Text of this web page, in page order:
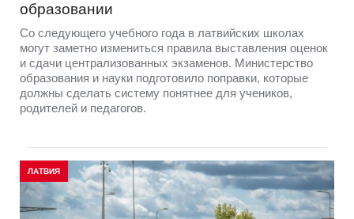
образовании
Со следующего учебного года в латвийских школах
могут заметно измениться правила выставления оценок
и сдачи централизованных экзаменов. Министерство
образования и науки подготовило поправки, которые
должны сделать систему понятнее для учеников,
родителей и педагогов.
ЛАТВИЯ